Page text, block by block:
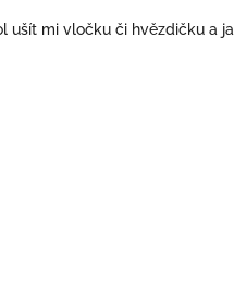
ušít mi vločku či hvězdičku a